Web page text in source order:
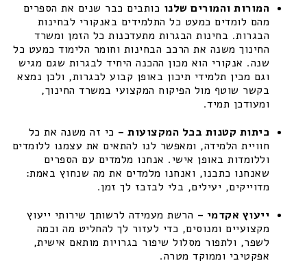
המורות והמורים שלנו כותבים כבר שנים את הספרים
מהם לומדים כמעט כל התלמידים באנקורי לבחינות
הבגרות. בחינות הבגרות מתעדכנות כל הזמן ומשרד
החינוך משנה את הרכב הבחינות וחומר הלימוד כמעט כל
שנה. אנקורי הוא מכון ההכנה היחיד לבגרות שגם מגיש
וגם מכין תלמידי תיכון באופן קבוע לבגרות, ולכן נמצא
בקשר שוטף מול הפיקוח המקצועי במשרד החינוך,
ומעודכן תמיד.
כיתות קטנות בכל המקצועות – כי זה משנה את כל
חוויית הלמידה, ומאפשר לנו להתאים את עצמנו ללומדים
וללומדות באופן אישי. אנחנו מלמדים עם הספרים
שאנחנו כתבנו, ואנחנו מלמדים את מה שנחוץ באמת:
מדוייקים, יעילים, בלי לבזבז לך זמן.
ייעוץ אקדמי – הרשת מעמידה לרשותך שירותי ייעוץ
מקצועיים ומנוסים, כדי לעזור לך להחליט מה וכמה
לשפר, ולתפור מסלול שיפור בגרויות מותאם אישית,
אפקטיבי וממוקד מטרה.